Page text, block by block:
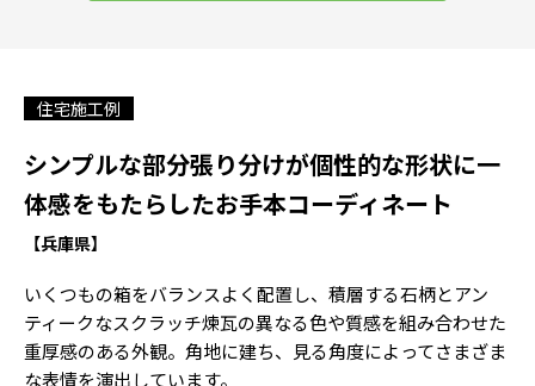
住宅施工例
シンプルな部分張り分けが個性的な形状に一
体感をもたらしたお手本コーディネート
【兵庫県】
いくつもの箱をバランスよく配置し、積層する石柄とアン
ティークなスクラッチ煉瓦の異なる色や質感を組み合わせた
重厚感のある外観。角地に建ち、見る角度によってさまざま
な表情を演出しています。